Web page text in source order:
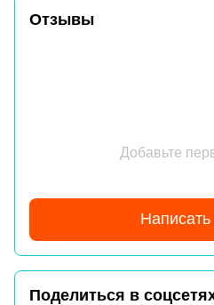
Отзывы
Добавьте
Написать
Поделиться в